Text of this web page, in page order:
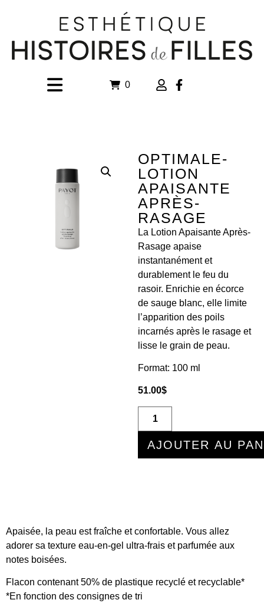
0
OPTIMALE-
LOTION
APAISANTE
APRÈS-
RASAGE
La Lotion Apaisante Après-
Rasage apaise
instantanément et
durablement le feu du
rasoir. Enrichie en écorce
de sauge blanc, elle limite
l’apparition des poils
incarnés après le rasage et
lisse le grain de peau.
Format: 100 ml
51.00$
AJOUTER AU
Apaisée, la peau est fraîche et confortable. Vous allez
adorer sa texture eau-en-gel ultra-frais et parfumée aux
notes boisées.
Flacon contenant 50% de plastique recyclé et recyclable*
*En fonction des consignes de tri